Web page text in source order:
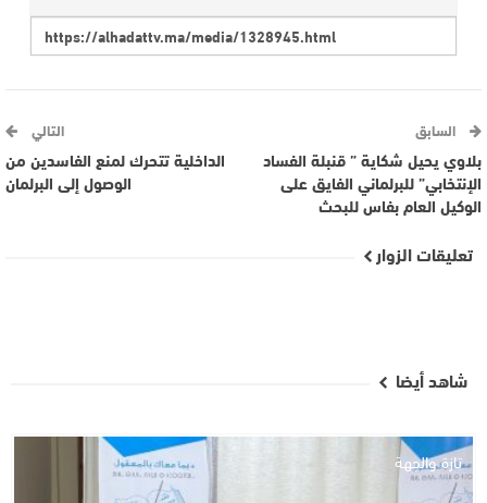
السابق
بلاوي يحيل شكاية ” قنبلة الفساد
الإنتخابي” للبرلماني الفايق على
الوكيل العام بفاس للبحث
التالي
الداخلية تتحرك لمنع الفاسدين من
الوصول إلى البرلمان
تعليقات الزوار
شاهد أيضا
تازة والجهة